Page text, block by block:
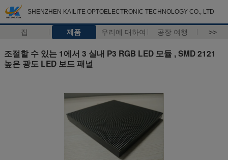
SHENZHEN KAILITE OPTOELECTRONIC TECHNOLOGY CO., LTD
집 제품 우리에 대하여 공장 여행 >>
조절할 수 있는 1에서 3 실내 P3 RGB LED 모듈 , SMD 2121
높은 광도 LED 보드 패널